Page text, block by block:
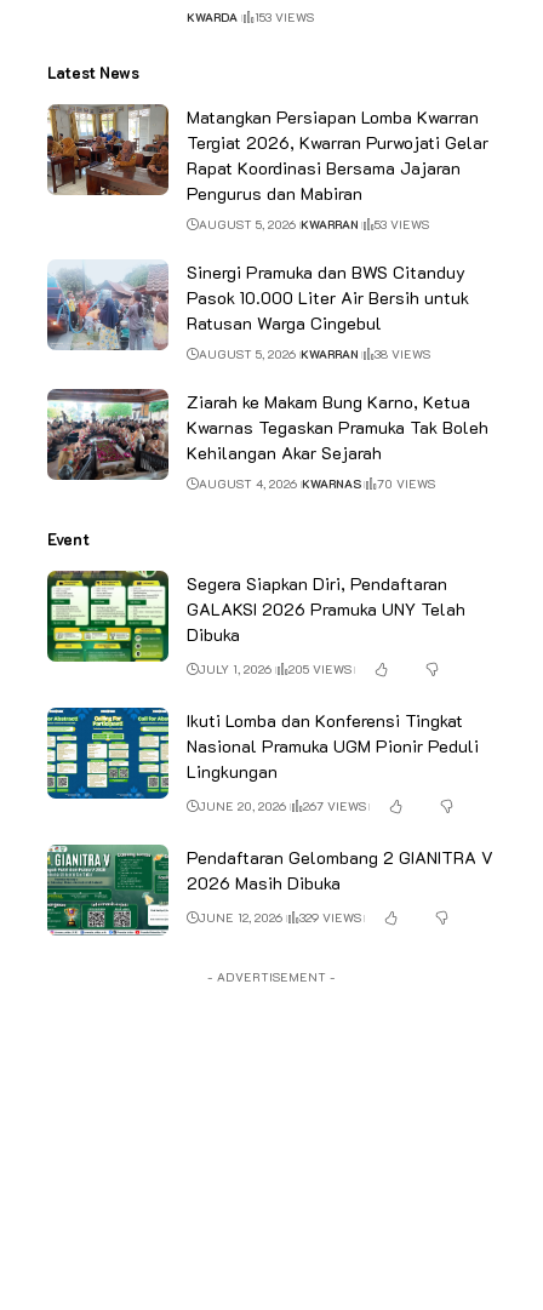
KWARDA 153 VIEWS
Latest News
Matangkan Persiapan Lomba Kwarran
Tergiat 2026, Kwarran Purwojati Gelar
Rapat Koordinasi Bersama Jajaran
Pengurus dan Mabiran
AUGUST 5, 2026 KWARRAN 53 VIEWS
Sinergi Pramuka dan BWS Citanduy
Pasok 10.000 Liter Air Bersih untuk
Ratusan Warga Cingebul
AUGUST 5, 2026 KWARRAN 38 VIEWS
Ziarah ke Makam Bung Karno, Ketua
Kwarnas Tegaskan Pramuka Tak Boleh
Kehilangan Akar Sejarah
AUGUST 4, 2026 KWARNAS 70 VIEWS
Event
Segera Siapkan Diri, Pendaftaran
GALAKSI 2026 Pramuka UNY Telah
Dibuka
JULY 1, 2026 205 VIEWS
Ikuti Lomba dan Konferensi Tingkat
Nasional Pramuka UGM Pionir Peduli
Lingkungan
JUNE 20, 2026 267 VIEWS
Pendaftaran Gelombang 2 GIANITRA V
2026 Masih Dibuka
JUNE 12, 2026 329 VIEWS
- ADVERTISEMENT -